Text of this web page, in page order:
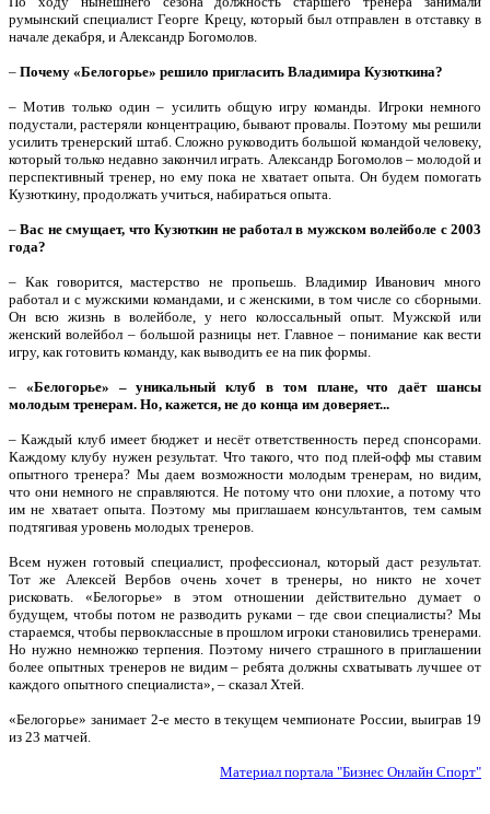
румынский специалист Георге Крецу, который был отправлен в отставку в
начале декабря, и Александр Богомолов.
– Почему «Белогорье» решило пригласить Владимира Кузюткина?
– Мотив только один – усилить общую игру команды. Игроки немного
подустали, растеряли концентрацию, бывают провалы. Поэтому мы решили
усилить тренерский штаб. Сложно руководить большой командой человеку,
который только недавно закончил играть. Александр Богомолов – молодой и
перспективный тренер, но ему пока не хватает опыта. Он будем помогать
Кузюткину, продолжать учиться, набираться опыта.
–Вас не смущает, что Кузюткин не работал в мужском волейболе с 2003
года?
– Как говорится, мастерство не пропьешь. Владимир Иванович много
работал и с мужскими командами, и с женскими, в том числе со сборными.
Он всю жизнь в волейболе, у него колоссальный опыт. Мужской или
женский волейбол – большой разницы нет. Главное – понимание как вести
игру, как готовить команду, как выводить ее на пик формы.
– «Белогорье» – уникальный клуб в том плане, что даёт шансы
молодым тренерам. Но, кажется, не до конца им доверяет...
– Каждый клуб имеет бюджет и несёт ответственность перед спонсорами.
Каждому клубу нужен результат. Что такого, что под плей-офф мы ставим
опытного тренера? Мы даем возможности молодым тренерам, но видим,
что они немного не справляются. Не потому что они плохие, а потому что
им не хватает опыта. Поэтому мы приглашаем консультантов, тем самым
подтягивая уровень молодых тренеров.
Всем нужен готовый специалист, профессионал, который даст результат.
Тот же Алексей Вербов очень хочет в тренеры, но никто не хочет
рисковать. «Белогорье» в этом отношении действительно думает о
будущем, чтобы потом не разводить руками – где свои специалисты? Мы
стараемся, чтобы первоклассные в прошлом игроки становились тренерами.
Но нужно немножко терпения. Поэтому ничего страшного в приглашении
более опытных тренеров не видим – ребята должны схватывать лучшее от
каждого опытного специалиста», – сказал Хтей.
«Белогорье» занимает 2-е место в текущем чемпионате России, выиграв 19
из 23 матчей.
Материал портала "Бизнес Онлайн Спорт"